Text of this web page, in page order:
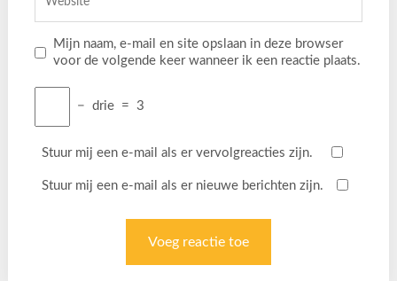
Mijn naam, e-mail en site opslaan in deze browser
voor de volgende keer wanneer ik een reactie plaats.
− drie = 3
Stuur mij een e-mail als er vervolgreacties zijn.
Stuur mij een e-mail als er nieuwe berichten zijn.